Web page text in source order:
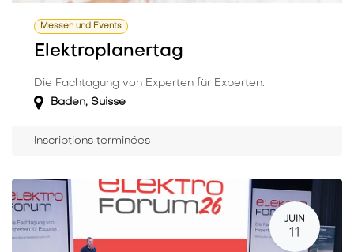
Messen und Events
Elektroplanertag
Die Fachtagung von Experten für Experten.
Baden, Suisse
Inscriptions terminées
JUIN
11